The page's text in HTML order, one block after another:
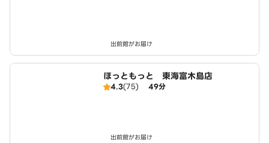
出前館がお届け
ほっともっと 東海富木島店
4.3(75) 49分
出前館がお届け